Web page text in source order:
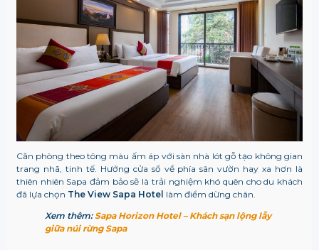
Căn phòng theo tông màu ấm áp với sàn nhà lót gỗ tạo không gian
trang nhã, tinh tế. Hướng cửa sổ về phía sân vườn hay xa hơn là
thiên nhiên Sapa đảm bảo sẽ là trải nghiệm khó quên cho du khách
đã lựa chọn The View Sapa Hotel làm điểm dừng chân.
Xem thêm: Sapa Horizon Hotel – Khách sạn lộng lẫy
giữa núi rừng Sapa